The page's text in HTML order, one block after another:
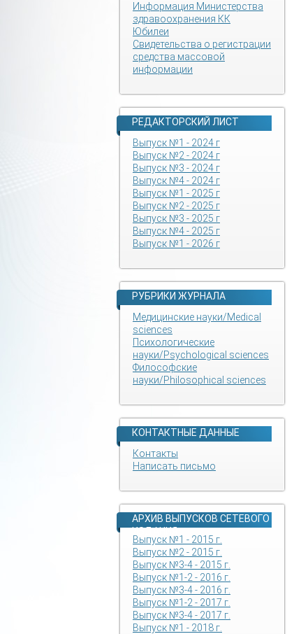
Информация Министерства
здравоохранения КК
Юбилеи
Свидетельства о регистрации
средства массовой
информации
РЕДАКТОРСКИЙ ЛИСТ
Выпуск №1 - 2024 г
Выпуск №2 - 2024 г
Выпуск №3 - 2024 г
Выпуск №4 - 2024 г
Выпуск №1 - 2025 г
Выпуск №2 - 2025 г
Выпуск №3 - 2025 г
Выпуск №4 - 2025 г
Выпуск №1 - 2026 г
РУБРИКИ ЖУРНАЛА
Медицинские науки/Medical
sciences
Психологические
науки/Psychological sciences
Философские
науки/Philosophical sciences
КОНТАКТНЫЕ ДАННЫЕ
Контакты
Написать письмо
АРХИВ ВЫПУСКОВ СЕТЕВОГО
ИЗДАНИЯ
Выпуск №1 - 2015 г.
Выпуск №2 - 2015 г.
Выпуск №3-4 - 2015 г.
Выпуск №1-2 - 2016 г.
Выпуск №3-4 - 2016 г.
Выпуск №1-2 - 2017 г.
Выпуск №3-4 - 2017 г.
Выпуск №1 - 2018 г.